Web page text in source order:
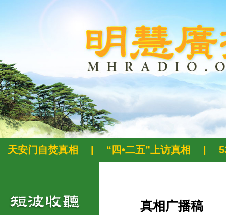
天安门自焚真相 “四•二五”上访真相
真相广播稿